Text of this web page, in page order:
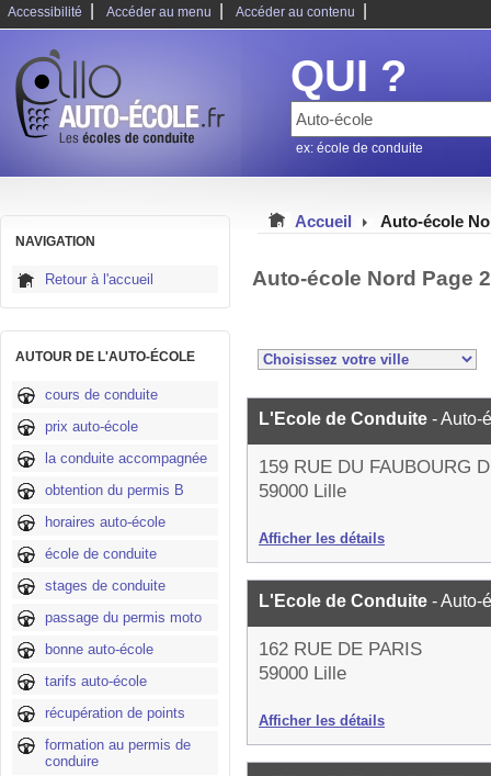
Accessibilité Accéder au menu Accéder au contenu
QUI ?
ex: école de conduite
NAVIGATION
Retour à l'accueil
AUTOUR DE L'AUTO-ÉCOLE
cours de conduite
prix auto-école
la conduite accompagnée
obtention du permis B
horaires auto-école
école de conduite
stages de conduite
passage du permis moto
bonne auto-école
tarifs auto-école
récupération de points
formation au permis de
conduire
Accueil Auto-école
Auto-école Nord Page
L'Ecole de Conduite - Auto-
159 RUE DU FAUBOURG
59000 Lille
Afficher les détails
L'Ecole de Conduite - Auto-
162 RUE DE PARIS
59000 Lille
Afficher les détails